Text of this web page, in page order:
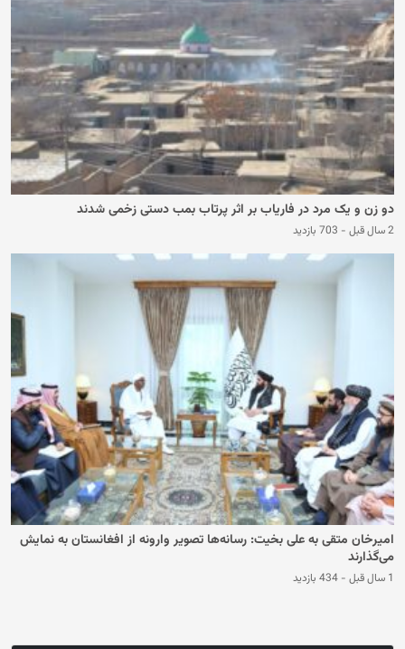
دو زن و یک مرد در فاریاب بر اثر پرتاب بمب دستی زخمی شدند
2 سال قبل - 703 بازدید
امیرخان متقی به علی بخیت: رسانه‌‌‌ها تصویر وارونه از افغانستان به نمایش
می‌گذارند
1 سال قبل - 434 بازدید